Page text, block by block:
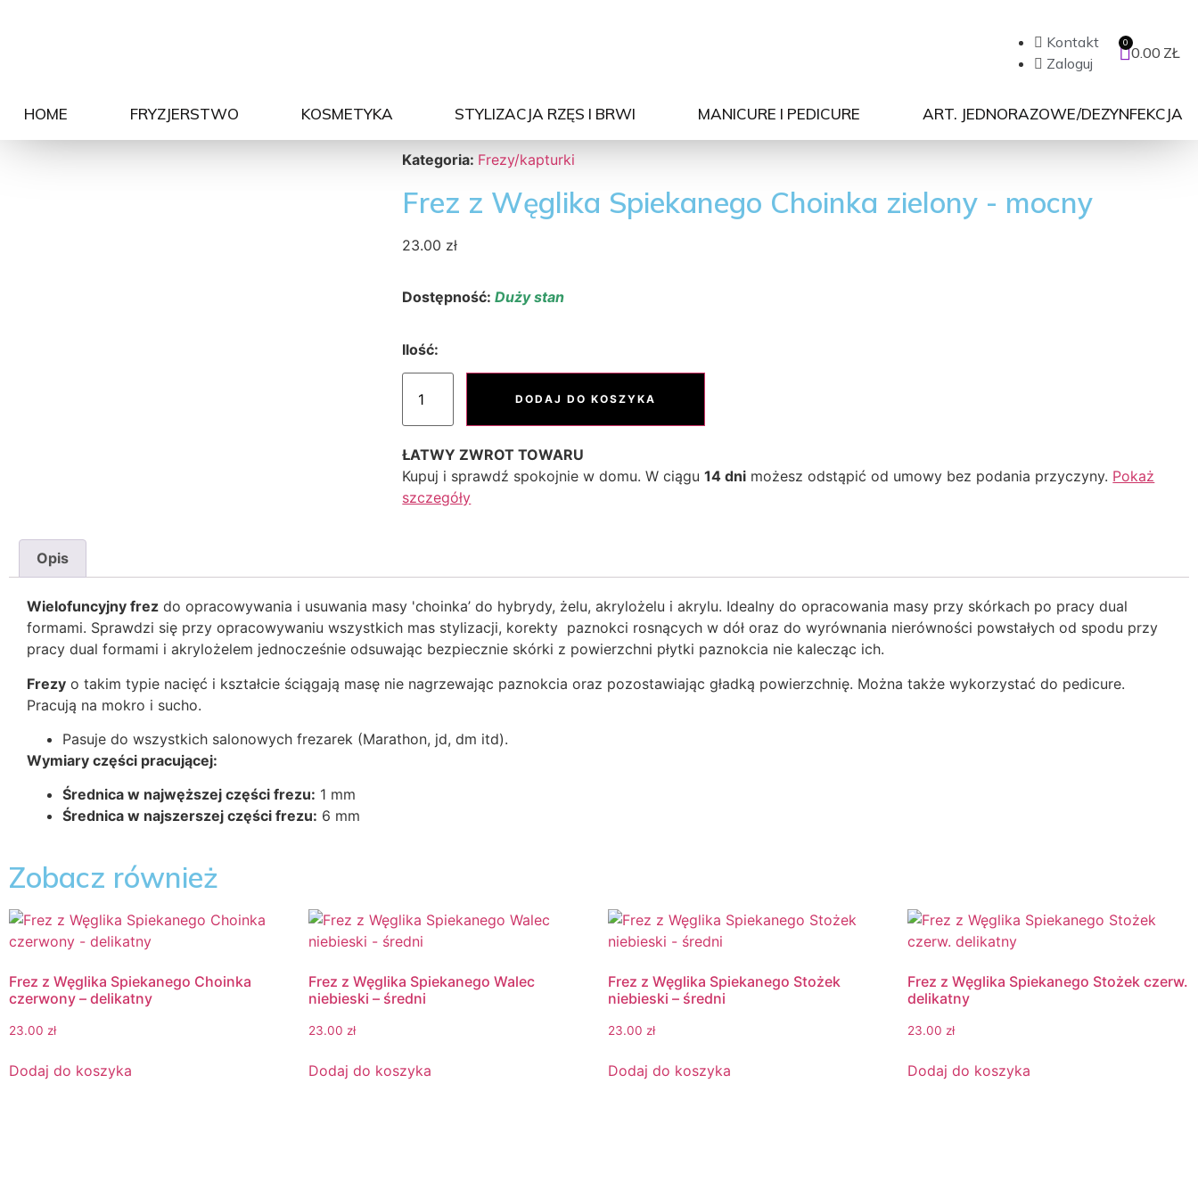
Kontakt
Zaloguj
0.00 ZŁ
HOME FRYZJERSTWO KOSMETYKA STYLIZACJA RZĘS I BRWI MANICURE I PEDICURE ART. JEDNORAZOWE/DEZYNFEKCJA
Kategoria: Frezy/kapturki
Frez z Węglika Spiekanego Choinka zielony - mocny
23.00 zł
Dostępność:Duży stan
Ilość:
DODAJ DO KOSZYKA
ŁATWY ZWROT TOWARU
Kupuj i sprawdź spokojnie w domu. W ciągu14 dni możesz odstąpić od umowy bez podania przyczyny. Pokaż
szczegóły
Opis
Wielofuncyjny frez do opracowywania i usuwania masy 'choinka’ do hybrydy, żelu, akrylożelu i akrylu. Idealny do opracowania masy przy skórkach po pracy dual
formami. Sprawdzi się przy opracowywaniu wszystkich mas stylizacji, korekty paznokci rosnących w dół oraz do wyrównania nierówności powstałych od spodu przy
pracy dual formami i akrylożelem jednocześnie odsuwając bezpiecznie skórki z powierzchni płytki paznokcia nie kalecząc ich.
Frezy o takim typie nacięć i kształcie ściągają masę nie nagrzewając paznokcia oraz pozostawiając gładką powierzchnię. Można także wykorzystać do pedicure.
Pracują na mokro i sucho.
Pasuje do wszystkich salonowych frezarek (Marathon, jd, dm itd).
Wymiary części pracującej:
Średnica w najwęższej części frezu: 1 mm
Średnica w najszerszej części frezu: 6 mm
Zobacz również
Frez z Węglika Spiekanego Choinka
czerwony – delikatny
23.00 zł
Dodaj do koszyka
Frez z Węglika Spiekanego Walec
niebieski – średni
23.00 zł
Dodaj do koszyka
Frez z Węglika Spiekanego Stożek
niebieski – średni
23.00 zł
Dodaj do koszyka
Frez z Węglika Spiekanego Stożek czerw.
delikatny
23.00 zł
Dodaj do koszyka